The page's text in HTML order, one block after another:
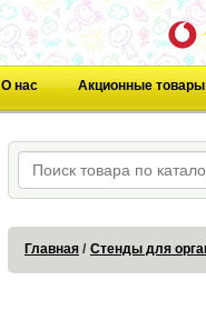
О нас Акционные товары
Главная Стенды для